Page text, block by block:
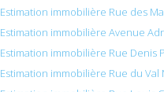
Estimation immobilière Rue des
Estimation immobilière Avenue
Estimation immobilière Rue Denis
Estimation immobilière Rue du Val